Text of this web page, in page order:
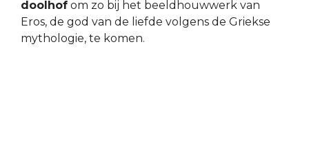
doolhof om zo bij het beeldhouwwerk van
Eros, de god van de liefde volgens de Griekse
mythologie, te komen.